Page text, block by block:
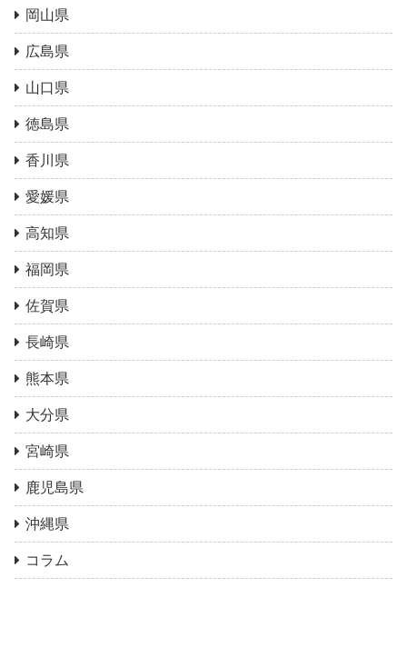
岡山県
広島県
山口県
徳島県
香川県
愛媛県
高知県
福岡県
佐賀県
長崎県
熊本県
大分県
宮崎県
鹿児島県
沖縄県
コラム